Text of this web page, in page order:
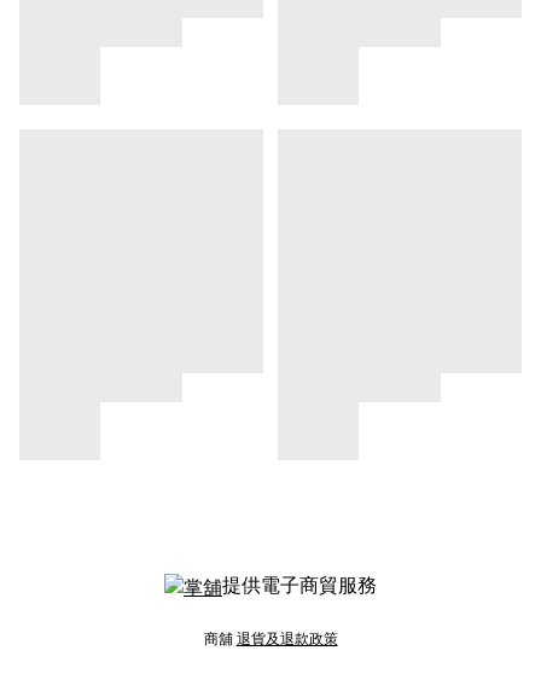
提供電子商貿服務
商舖 退貨及退款政策